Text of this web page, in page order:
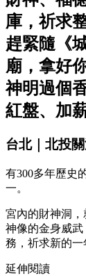
庫，祈求
趕緊隨《
廟，拿好
神明過個
紅盤、加
台北｜北投
有300多年歷史
一。
宮內的財神洞
神像的金身威
務，祈求新的一
延伸閱讀